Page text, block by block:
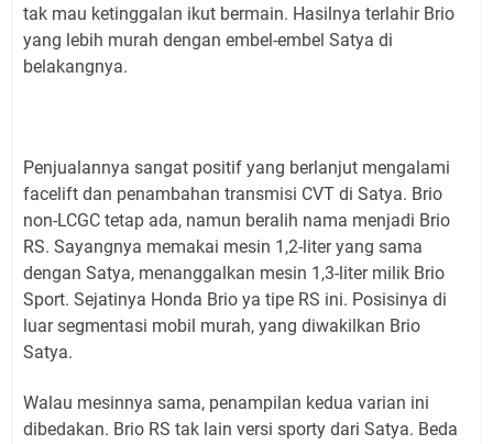
tak mau ketinggalan ikut bermain. Hasilnya terlahir Brio
yang lebih murah dengan embel-embel Satya di
belakangnya.
Penjualannya sangat positif yang berlanjut mengalami
facelift dan penambahan transmisi CVT di Satya. Brio
non-LCGC tetap ada, namun beralih nama menjadi Brio
RS. Sayangnya memakai mesin 1,2-liter yang sama
dengan Satya, menanggalkan mesin 1,3-liter milik Brio
Sport. Sejatinya Honda Brio ya tipe RS ini. Posisinya di
luar segmentasi mobil murah, yang diwakilkan Brio
Satya.
Walau mesinnya sama, penampilan kedua varian ini
dibedakan. Brio RS tak lain versi sporty dari Satya. Beda